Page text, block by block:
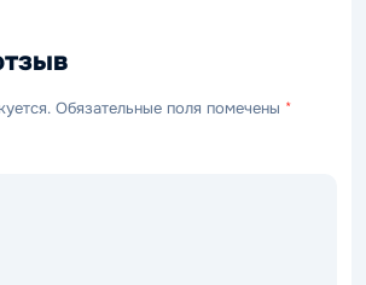
Обязательные поля помечены *